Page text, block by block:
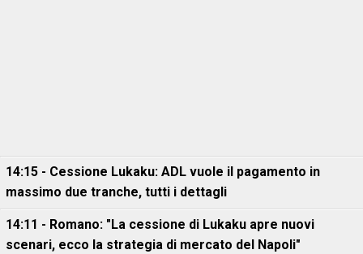
14:15 - Cessione Lukaku: ADL vuole il pagamento in
massimo due tranche, tutti i dettagli
14:11 - Romano: "La cessione di Lukaku apre nuovi
scenari, ecco la strategia di mercato del Napoli"